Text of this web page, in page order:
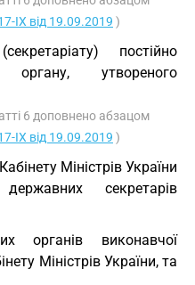
IX від 19.09.2019 )
постійно
утвореного
6 доповнено абзацом
IX від 19.09.2019 )
Міністрів України
секретарів
органів виконавчої
Міністрів України, та